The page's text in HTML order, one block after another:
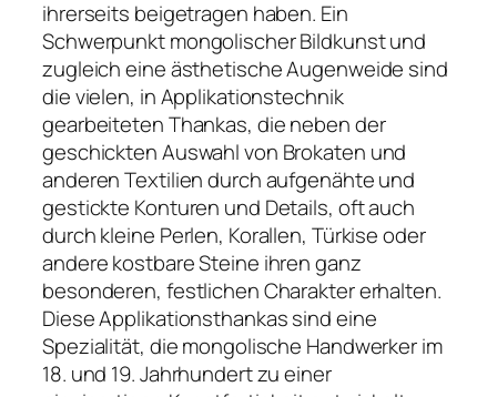
ihrerseits beigetragen haben. Ein
Schwerpunkt mongolischer Bildkunst und
zugleich eine ästhetische Augenweide sind
die vielen, in Applikationstechnik
gearbeiteten Thankas, die neben der
geschickten Auswahl von Brokaten und
anderen Textilien durch aufgenähte und
gestickte Konturen und Details, oft auch
durch kleine Perlen, Korallen, Türkise oder
andere kostbare Steine ihren ganz
besonderen, festlichen Charakter erhalten.
Diese Applikationsthankas sind eine
Spezialität, die mongolische Handwerker im
18. und 19. Jahrhundert zu einer